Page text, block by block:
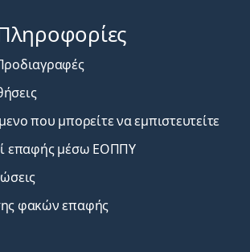
που μπορείτε να εμπιστευτείτε
επαφής μέσω ΕΟΠΠΥ
φακών επαφής